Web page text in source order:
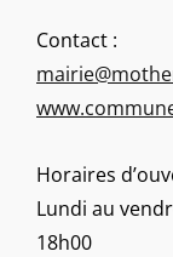
Contact :
Horaires
Lundi au
18h00